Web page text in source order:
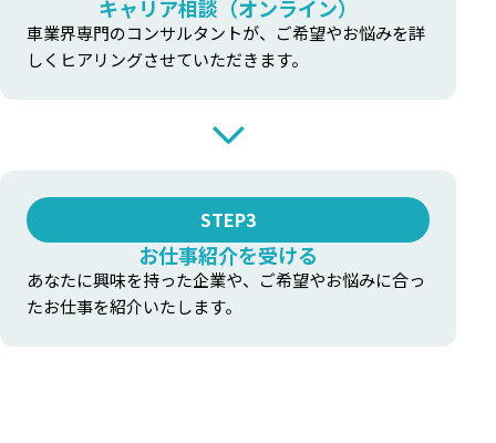
キャリア相談（オンライン）
車業界専門のコンサルタントが、ご希望やお悩みを詳
しくヒアリングさせていただきます。
STEP3
お仕事紹介を受ける
あなたに興味を持った企業や、ご希望やお悩みに合っ
たお仕事を紹介いたします。